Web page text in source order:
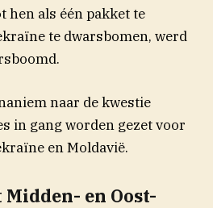
hen als één pakket te
te dwarsbomen, werd
naar de kwestie
in gang worden gezet voor
en Moldavië.
en Oost-